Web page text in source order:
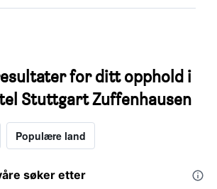
for ditt opphold i
Stuttgart Zuffenhausen
Populære land
søker etter